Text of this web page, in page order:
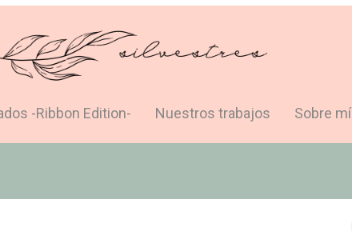
-Ribbon Edition- Nuestros trabajos Sobre mí